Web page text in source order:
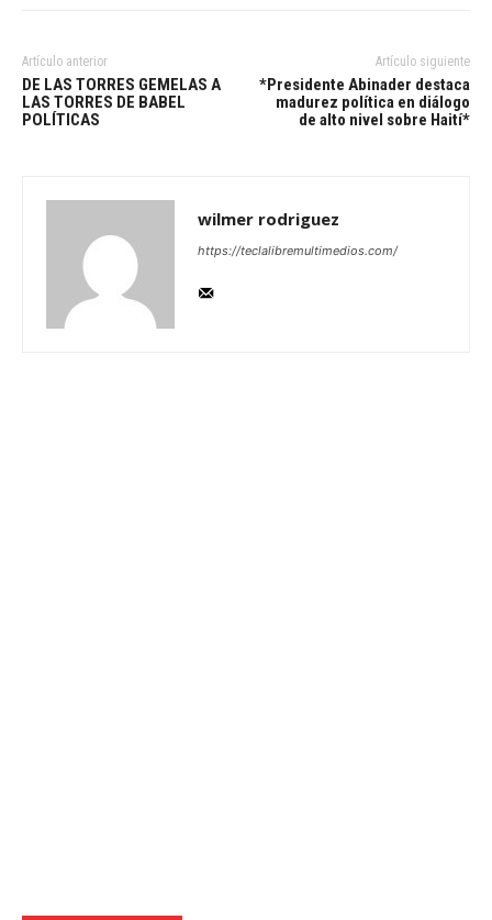
Artículo anterior
DE LAS TORRES GEMELAS A
LAS TORRES DE BABEL
POLÍTICAS
Artículo siguiente
*Presidente Abinader destaca
madurez política en diálogo
de alto nivel sobre Haití*
wilmer rodriguez
https://teclalibremultimedios.com/